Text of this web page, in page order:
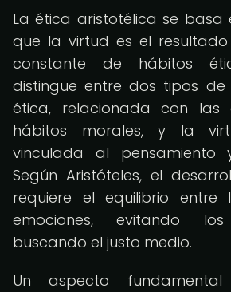
La ética aristotélica se basa
que la virtud es el
constante de hábitos
distingue entre dos tipos
ética, relacionada con las
hábitos morales, y la
vinculada al pensamiento
Según Aristóteles, el
requiere el equilibrio
emociones, evitando
buscando el justo medio.
Un aspecto